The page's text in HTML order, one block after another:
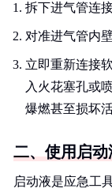
拆下进气管连
对准进气管内
立即重新连接
入火花塞孔或
爆燃甚至损坏活
二、使用启动
启动液是应急工